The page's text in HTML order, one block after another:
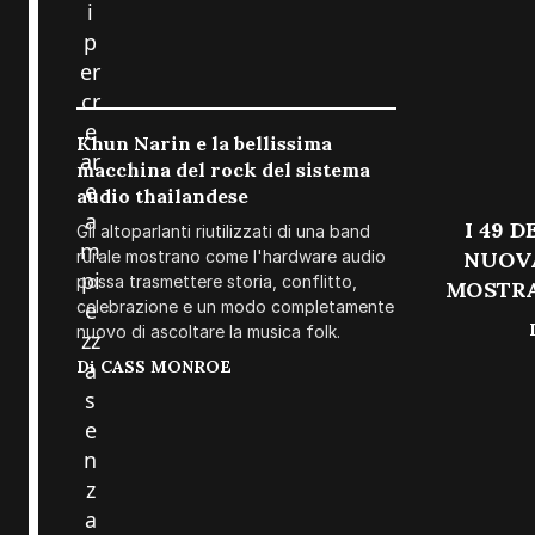
i
p
er
cr
e
ar
e
a
m
pi
e
zz
a
s
e
n
z
a
Khun Narin e la bellissima
macchina del rock del sistema
audio thailandese
Gli altoparlanti riutilizzati di una band
rurale mostrano come l'hardware audio
possa trasmettere storia, conflitto,
celebrazione e un modo completamente
nuovo di ascoltare la musica folk.
Di CASS MONROE
I 49